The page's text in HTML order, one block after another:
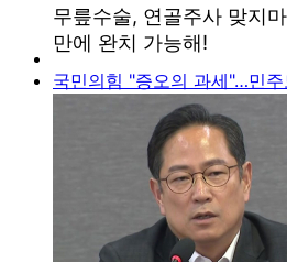
국민의힘 "증오의 과세"…민